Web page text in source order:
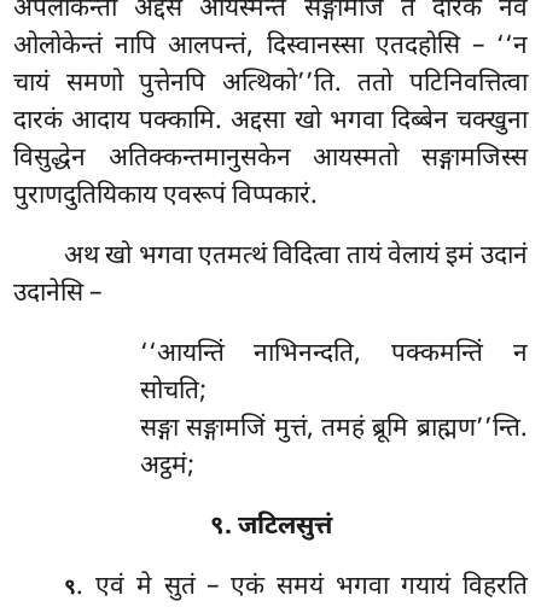
अपलोकेन्ती अद्दस आयस्मन्तं सङ्गामजिं तं दारकं नेव
ओलोकेन्तं नापि आलपन्तं, दिस्वानस्सा एतदहोसि – ‘‘न
चायं समणो पुत्तेनपि अत्थिको’’ति. ततो पटिनिवत्तित्वा
दारकं आदाय पक्कामि. अद्दसा खो भगवा दिब्बेन चक्खुना
विसुद्धेन अतिक्कन्तमानुसकेन आयस्मतो सङ्गामजिस्स
पुराणदुतियिकाय एवरूपं विप्पकारं.
अथ खो भगवा एतमत्थं विदित्वा तायं वेलायं इमं उदानं
उदानेसि –
‘‘आयन्तिं नाभिनन्दति, पक्कमन्तिं न
सोचति;
सङ्गा सङ्गामजिं मुत्तं, तमहं ब्रूमि ब्राह्मण’’न्ति.
अट्ठमं;
९. जटिलसुत्तं
९. एवं मे सुतं – एकं समयं भगवा गयायं विहरति